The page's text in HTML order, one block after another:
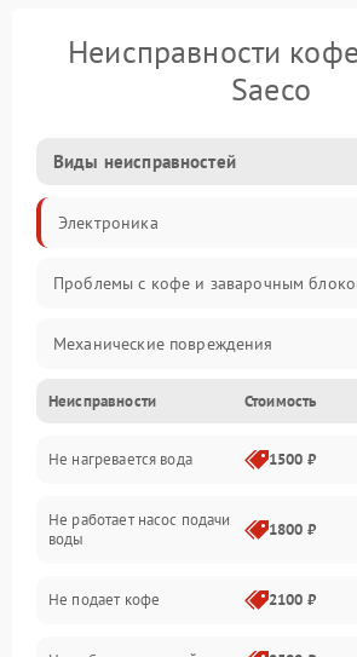
Неисправности
Saeco
Виды неисправностей
Электроника
Проблемы с кофе и заварочным
Механические повреждения
Прочие неисправности
Включение и работа
Проблемы с водой
Неисправности Стоимость
Не нагревается вода 1500 ₽
Не работает насос подачи
воды
1800 ₽
Не подает кофе 2100 ₽